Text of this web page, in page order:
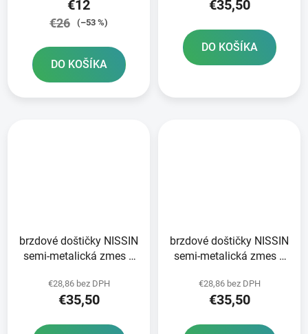
€12
€26 (–53 %)
DO KOŠÍKA
€35,50
DO KOŠÍKA
brzdové doštičky NISSIN
semi-metalická zmes 2
€28,86 bez DPH
€35,50
brzdové doštičky NISSIN
semi-metalická zmes 2
€28,86 bez DPH
€35,50